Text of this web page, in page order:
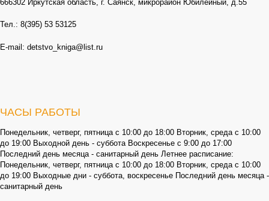
666302 Иркутская область, г. Саянск, микрорайон Юбилейный, д.55
Тел.: 8(395) 53 53125
E-mail: detstvo_kniga@list.ru
ЧАСЫ РАБОТЫ
Понедельник, четверг, пятница с 10:00 до 18:00 Вторник, среда с 10:00
до 19:00 Выходной день - суббота Воскресенье с 9:00 до 17:00
Последний день месяца - санитарный день Летнее расписание:
Понедельник, четверг, пятница с 10:00 до 18:00 Вторник, среда с 10:00
до 19:00 Выходные дни - суббота, воскресенье Последний день месяца -
санитарный день